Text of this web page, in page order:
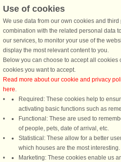
Huis: 56251
6 personen, 120 m²
125 m naar de kust.
van € 1.354
DanCenter A/S - Kronprinsensgade 3,
Tel.: +45 70 13 00 00 - Fax.: +45
Danske Bank Copenhagen - IBAN: DK35
Use of cookies
We use data from our own cookies and
combination with the related personal data
our services, to monitor your use of the
display the most relevant content to you.
Below you can choose to accept all cookies
cookies you want to accept.
Read more about our cookie and privacy
here.
Required: These cookies help to
activating basic functions such as
Functional: These are used to
of people, pets, date of arrival, etc.
Statistical: These allow for a better
which houses are the most interesting.
Marketing: These cookies enable us